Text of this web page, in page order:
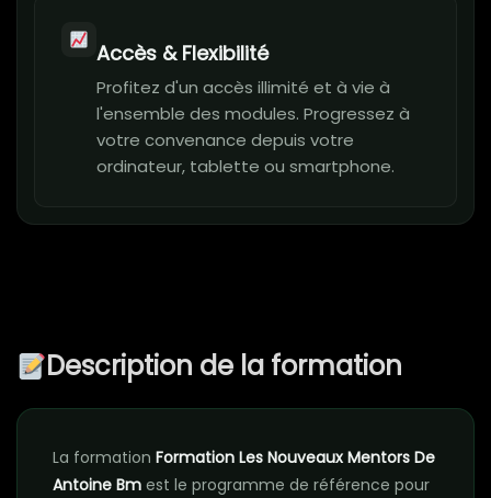
Accès & Flexibilité
Profitez d'un accès illimité et à vie à
l'ensemble des modules. Progressez à
votre convenance depuis votre
ordinateur, tablette ou smartphone.
Description de la formation
La formation Formation Les Nouveaux Mentors De
Antoine Bm est le programme de référence pour